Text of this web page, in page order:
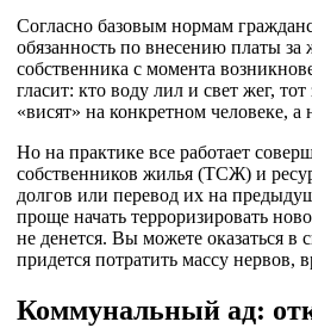
Согласно базовым нормам
обязанность по внесению платы
собственника с момента
гласит: кто воду лил и свет жег,
«висят» на конкретном человеке, а
Но на практике все работает
собственников жилья (ТСЖ) и
долгов или перевод их на
проще начать терроризировать
не денется. Вы можете оказаться в
придется потратить массу нервов,
Коммунальный ад: